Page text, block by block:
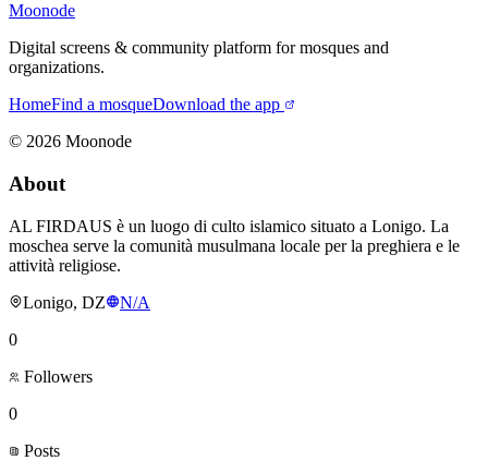
Moonode
Digital screens & community platform for mosques and
organizations.
HomeFind a mosqueDownload the app
© 2026 Moonode
About
AL FIRDAUS è un luogo di culto islamico situato a Lonigo. La
moschea serve la comunità musulmana locale per la preghiera e le
attività religiose.
Lonigo, DZ
N/A
0
Followers
0
Posts